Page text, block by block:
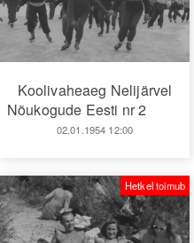
Koolivaheaeg Nelijärvel
Nõukogude Eesti nr 2
02.01.1954 12:00
Hetkel toimub